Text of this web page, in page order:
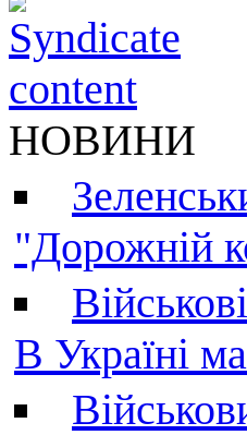
НОВИНИ
"Дорожній
В Україні